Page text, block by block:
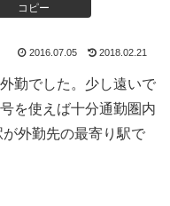
コピー
2016.07.05 2018.02.21
勤でした。少し遠いで
を使えば十分通勤圏内
外勤先の最寄り駅で